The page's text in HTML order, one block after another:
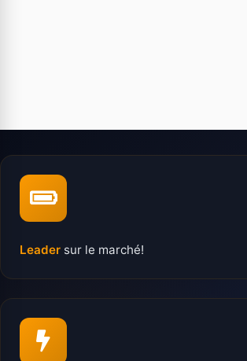
Leader sur le marché!